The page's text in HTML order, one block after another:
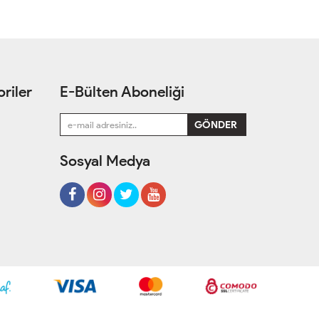
E-Bülten Aboneliği
Sosyal Medya